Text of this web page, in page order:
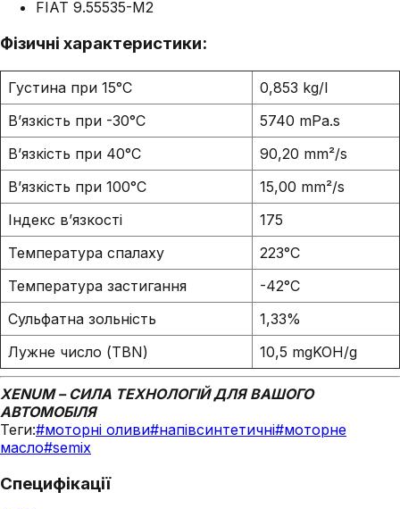
FIAT 9.55535-M2
Фізичні характеристики:
Густина при 15°C
0,853 kg/l
В’язкість при -30°C
5740 mPa.s
В’язкість при 40°C
90,20 mm²/s
В’язкість при 100°C
15,00 mm²/s
Індекс в’язкості
175
Температура спалаху
223°C
Температура застигання
-42°C
Сульфатна зольність
1,33%
Лужне число (TBN)
10,5 mgKOH/g
XENUM – СИЛА ТЕХНОЛОГІЙ ДЛЯ ВАШОГО
АВТОМОБІЛЯ
Теги:#моторні оливи#напівсинтетичні#моторне
масло#semix
Специфікації